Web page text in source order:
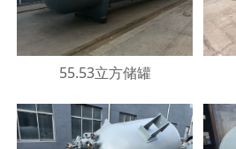
55.53立方储罐